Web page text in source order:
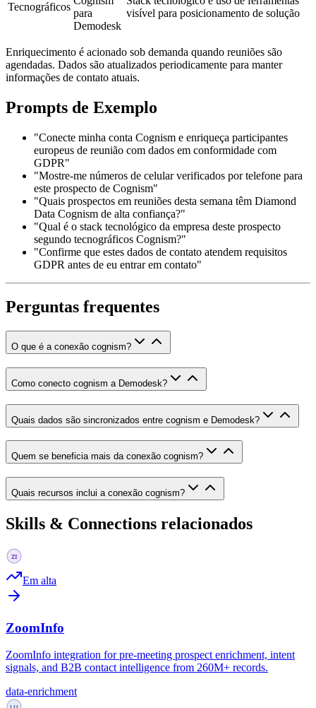
Tecnográficos
para
Demodesk
visível para posicionamento de solução
Enriquecimento é acionado sob demanda quando reuniões são
agendadas. Dados são atualizados periodicamente para manter
informações de contato atuais.
Prompts de Exemplo
"Conecte minha conta Cognism e enriqueça participantes
europeus de reunião com dados em conformidade com
GDPR"
"Mostre-me números de celular verificados por telefone para
este prospecto de Cognism"
"Quais prospectos em reuniões desta semana têm Diamond
Data Cognism de alta confiança?"
"Qual é o stack tecnológico da empresa deste prospecto
segundo tecnográficos Cognism?"
"Confirme que estes dados de contato atendem requisitos
GDPR antes de eu entrar em contato"
Perguntas frequentes
O que é a conexão cognism?
Como conecto cognism a Demodesk?
Quais dados são sincronizados entre cognism e Demodesk?
Quem se beneficia mais da conexão cognism?
Quais recursos inclui a conexão cognism?
Skills & Connections relacionados
Em alta
ZoomInfo
ZoomInfo integration for pre-meeting prospect enrichment, intent
signals, and B2B contact intelligence from 260M+ records.
data-enrichment